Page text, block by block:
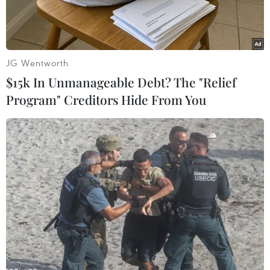
Đồ chơi của hãng Lego. (Nguồn: dw.com)
Sau một năm “ăn nên làm ra”, ngày 29/11, tập
đoàn sản xuất đồ chơi lớn nhất thế giới Lego
của Đan Mạch tuyên bố "tặng" 20.000 nhân viên
mỗi người thêm 3 ngày nghỉ phép đi kèm với
một khoản tiền thưởng đặc biệt.
JG Wentworth
$15k In Unmanageable Debt? The "Relief
Program" Creditors Hide From You